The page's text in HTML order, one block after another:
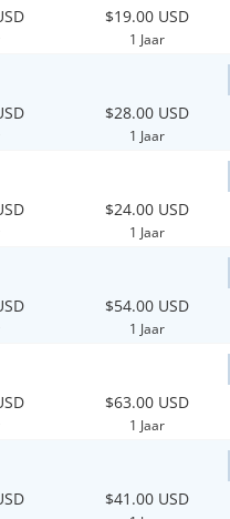
$19.00 USD
1 Jaar
$28.00 USD
1 Jaar
$24.00 USD
1 Jaar
$54.00 USD
1 Jaar
$63.00 USD
1 Jaar
$41.00 USD